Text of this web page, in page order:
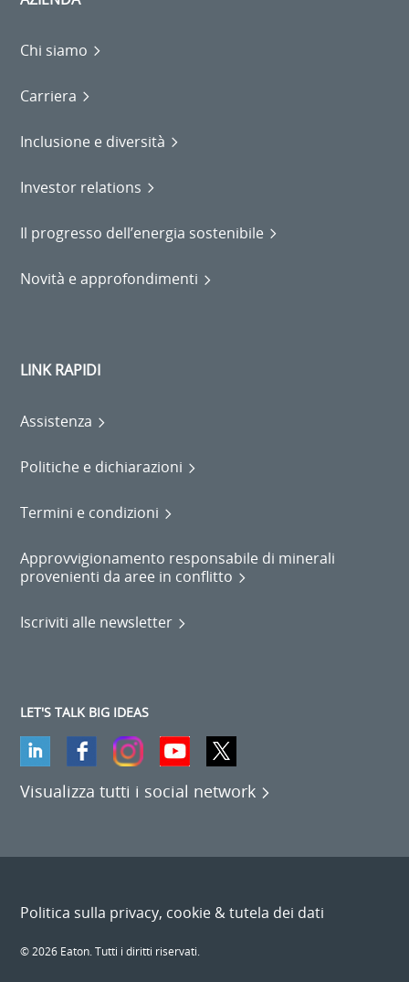
Chi siamo
Carriera
Inclusione e diversità
Investor relations
Il progresso dell’energia sostenibile
Novità e approfondimenti
LINK RAPIDI
Assistenza
Politiche e dichiarazioni
Termini e condizioni
Approvvigionamento responsabile di minerali
provenienti da aree in conflitto
Iscriviti alle newsletter
LET'S TALK BIG IDEAS
Visualizza tutti i social network
Politica sulla privacy, cookie & tutela dei dati
© 2026 Eaton. Tutti i diritti riservati.